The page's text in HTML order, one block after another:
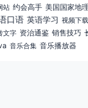
站 约会高手 美国国家地
口语 英语学习 视频下
文字 资治通鉴 销售技巧
音乐合集 音乐播放器